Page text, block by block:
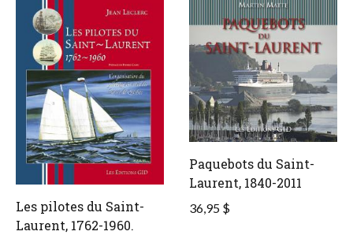
Les pilotes du Saint-
Laurent, 1762-1960.
Paquebots du Saint-
Laurent, 1840-2011
36,95 $